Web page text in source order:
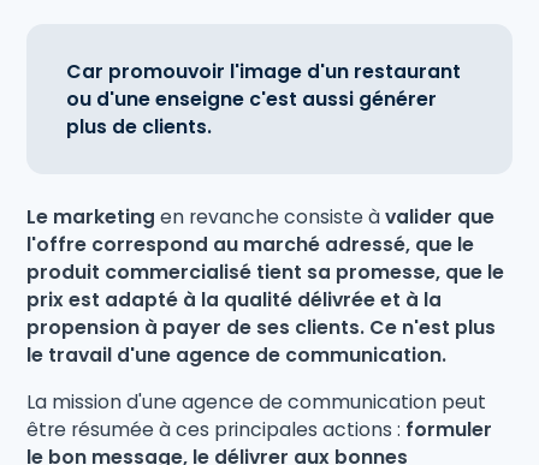
Car promouvoir l'image d'un restaurant
ou d'une enseigne c'est aussi générer
plus de clients.
Le marketing en revanche consiste àvalider que
l'offre correspond au marché adressé, que le
produit commercialisé tient sa promesse, que le
prix est adapté à la qualité délivrée et à la
propension à payer de ses clients. Ce n'est plus
le travail d'une agence de communication.
La mission d'une agence de communication peut
être résumée à ces principales actions : formuler
le bon message, le délivrer aux bonnes